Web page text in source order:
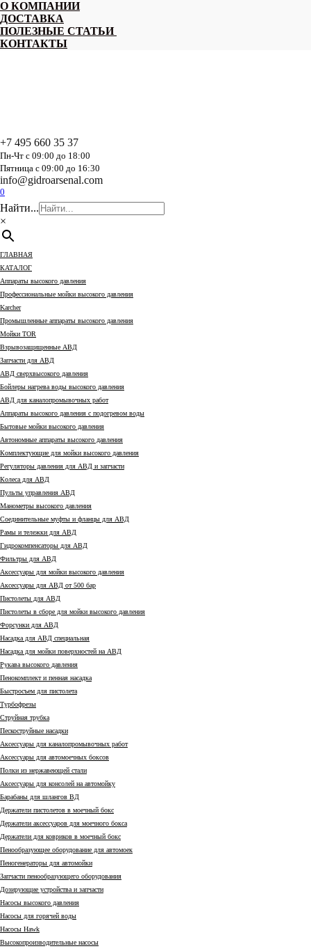
Перейти
к
содержанию
О КОМПАНИИ
ДОСТАВКА
ПОЛЕЗНЫЕ СТАТЬИ
КОНТАКТЫ
+7 495 660 35 37
Пн-Чт с 09:00 до 18:00
Пятница с 09:00 до 16:30
info@gidroarsenal.com
0
Найти...
×
ГЛАВНАЯ
КАТАЛОГ
Аппараты высокого давления
Профессиональные мойки высокого давления
Karcher
Промышленные аппараты высокого давления
Мойки TOR
Взрывозащищенные АВД
Запчасти для АВД
АВД сверхвысокого давления
Бойлеры нагрева воды высокого давления
АВД для каналопромывочных работ
Аппараты высокого давления с подогревом воды
Бытовые мойки высокого давления
Автономные аппараты высокого давления
Комплектующие для мойки высокого давления
Регуляторы давления для АВД и запчасти
Колеса для АВД
Пульты управления АВД
Манометры высокого давления
Соединительные муфты и фланцы для АВД
Рамы и тележки для АВД
Гидрокомпенсаторы для АВД
Фильтры для АВД
Аксессуары для мойки высокого давления
Аксессуары для АВД от 500 бар
Пистолеты для АВД
Пистолеты в сборе для мойки высокого давления
Форсунки для АВД
Насадка для АВД специальная
Насадка для мойки поверхностей на АВД
Рукава высокого давления
Пенокомплект и пенная насадка
Быстросъем для пистолета
Турбофрезы
Струйная трубка
Пескоструйные насадки
Аксессуары для каналопромывочных работ
Аксессуары для автомоечных боксов
Полки из нержавеющей стали
Аксессуары для консолей на автомойку
Барабаны для шлангов ВД
Держатели пистолетов в моечный бокс
Держатели аксессуаров для моечного бокса
Держатели для ковриков в моечный бокс
Пенообразующее оборудование для автомоек
Пеногенераторы для автомойки
Запчасти пенообразующего оборудования
Дозирующие устройства и запчасти
Насосы высокого давления
Насосы для горячей воды
Насосы Hawk
Высокопроизводительные насосы